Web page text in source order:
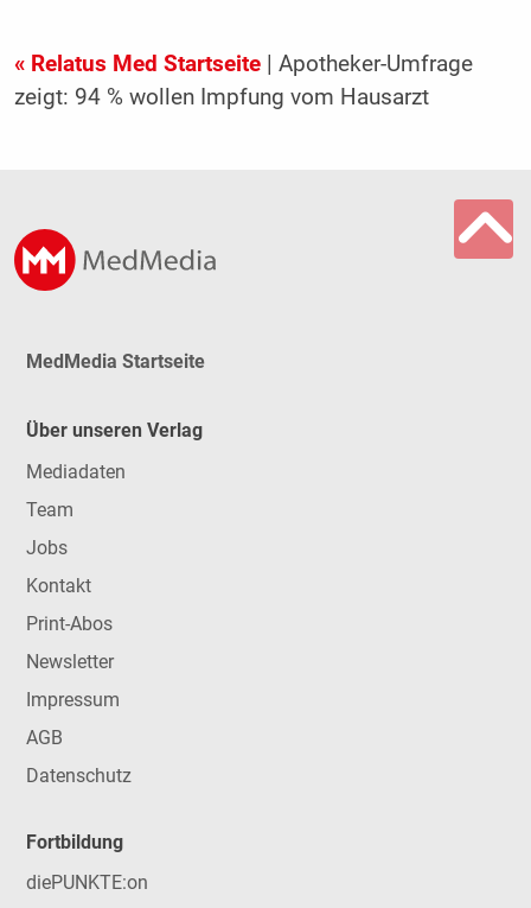
« Relatus Med Startseite| Apotheker-Umfrage
zeigt: 94 % wollen Impfung vom Hausarzt
MedMedia Startseite
Über unseren Verlag
Mediadaten
Team
Jobs
Kontakt
Print-Abos
Newsletter
Impressum
AGB
Datenschutz
Fortbildung
diePUNKTE:on